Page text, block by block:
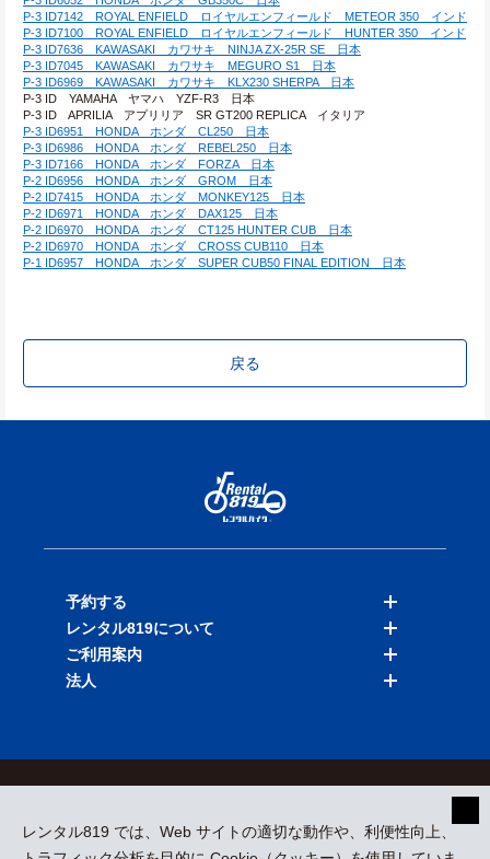
P-3 ID7142　ROYAL ENFIELD　ロイヤルエンフィールド　METEOR 350　インド
P-3 ID7100　ROYAL ENFIELD　ロイヤルエンフィールド　HUNTER 350　インド
P-3 ID7636　KAWASAKI　カワサキ　NINJA ZX-25R SE　日本
P-3 ID7045　KAWASAKI　カワサキ　MEGURO S1　日本
P-3 ID6969　KAWASAKI　カワサキ　KLX230 SHERPA　日本
P-3 ID　YAMAHA　ヤマハ　YZF-R3　日本
P-3 ID　APRILIA　アプリリア　SR GT200 REPLICA　イタリア
P-3 ID6951　HONDA　ホンダ　CL250　日本
P-3 ID6986　HONDA　ホンダ　REBEL250　日本
P-3 ID7166　HONDA　ホンダ　FORZA　日本
P-2 ID6956　HONDA　ホンダ　GROM　日本
P-2 ID7415　HONDA　ホンダ　MONKEY125　日本
P-2 ID6971　HONDA　ホンダ　DAX125　日本
P-2 ID6970　HONDA　ホンダ　CT125 HUNTER CUB　日本
P-2 ID6970　HONDA　ホンダ　CROSS CUB110　日本
P-1 ID6957　HONDA　ホンダ　SUPER CUB50 FINAL EDITION　日本
戻る
レンタル819 では、Web サイトの適切な動作や、利便性向上、
予約する
バイクを探す
店舗を探す
レンタル819について
料金表
ご利用案内
法人
採用情報
プレスリリース